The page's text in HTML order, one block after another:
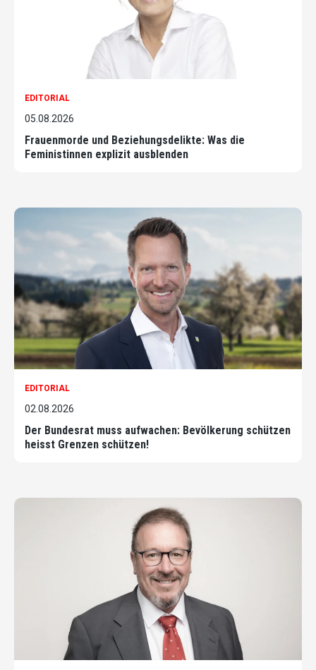
EDITORIAL
05.08.2026
Frauenmorde und Beziehungsdelikte: Was die
Feministinnen explizit ausblenden
EDITORIAL
02.08.2026
Der Bundesrat muss aufwachen: Bevölkerung schützen
heisst Grenzen schützen!